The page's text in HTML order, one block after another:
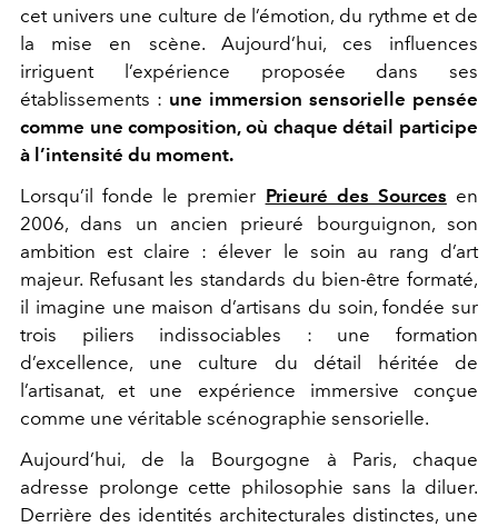
cet univers une culture de l’émotion, du rythme et de
la mise en scène. Aujourd’hui, ces influences
irriguent l’expérience proposée dans ses
établissements : une immersion sensorielle pensée
comme une composition, où chaque détail participe
à l’intensité du moment.
Lorsqu’il fonde le premier Prieuré des Sources en
2006, dans un ancien prieuré bourguignon, son
ambition est claire : élever le soin au rang d’art
majeur. Refusant les standards du bien-être formaté,
il imagine une maison d’artisans du soin, fondée sur
trois piliers indissociables : une formation
d’excellence, une culture du détail héritée de
l’artisanat, et une expérience immersive conçue
comme une véritable scénographie sensorielle.
Aujourd’hui, de la Bourgogne à Paris, chaque
adresse prolonge cette philosophie sans la diluer.
Derrière des identités architecturales distinctes, une